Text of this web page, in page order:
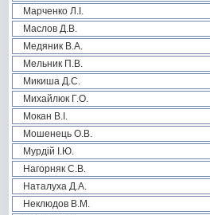
Марченко Л.І.
Маслов Д.В.
Медяник В.А.
Мельник П.В.
Микиша Д.С.
Михайлюк Г.О.
Мокан В.І.
Мошенець О.В.
Мурдій І.Ю.
Нагорняк С.В.
Наталуха Д.А.
Неклюдов В.М.